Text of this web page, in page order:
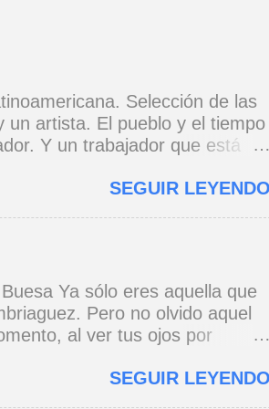
Selección de las
un artista. El pueblo y el tiempo
Y un trabajador que está
sentido y razón.
dinero es todo para amar,
1965) * Si yo a Cuba le
revolucionario, pie con pie,
.1969) ...
SEGUIR LEYENDO
Ya sólo eres aquella que
Pero no olvido aquel
al ver tus ojos por
y siento celos al pensar que un
SEGUIR LEYENDO